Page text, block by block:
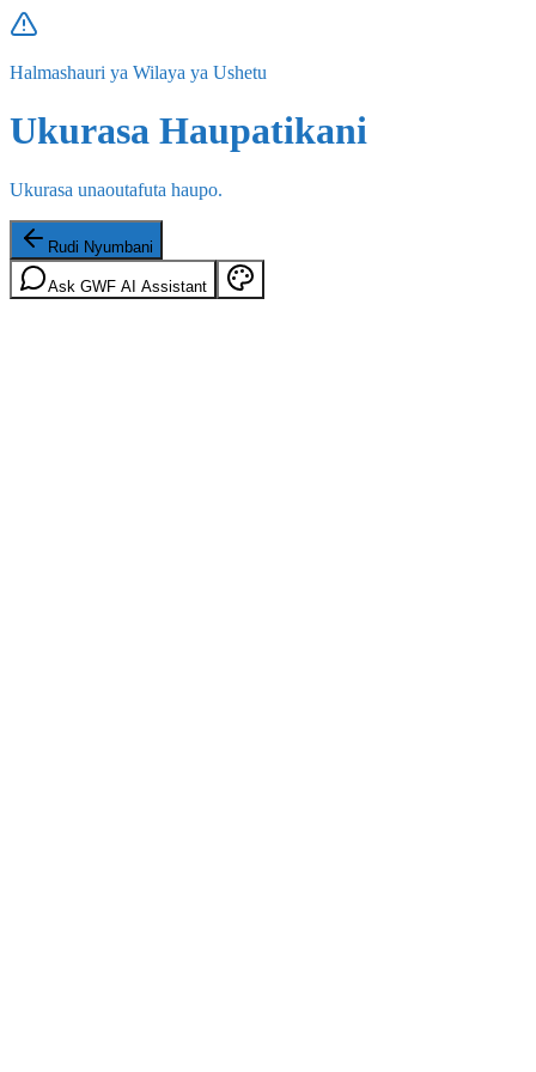
Halmashauri ya Wilaya ya Ushetu
Ukurasa Haupatikani
Ukurasa unaoutafuta haupo.
Rudi Nyumbani
Ask GWF AI Assistant